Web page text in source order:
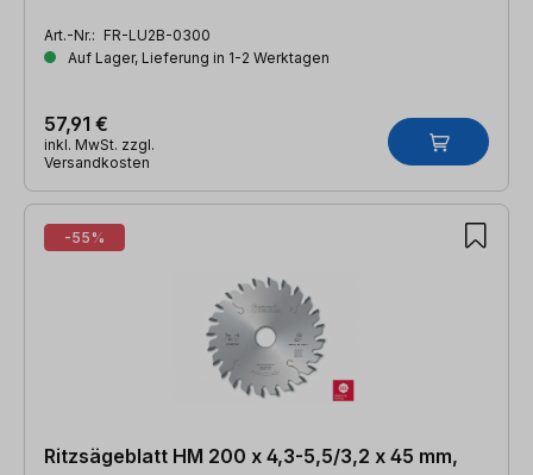
Art.-Nr.: FR-LU2B-0300
Auf Lager, Lieferung in 1-2 Werktagen
57,91 €
inkl. MwSt. zzgl.
Versandkosten
-55%
Ritzsägeblatt HM 200 x 4,3-5,5/3,2 x 45 mm,